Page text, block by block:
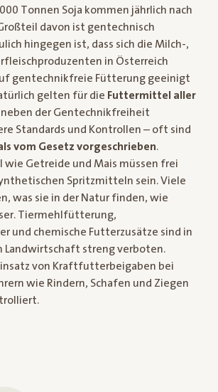
Tonnen Soja kommen jährlich nach
davon ist gentechnisch
hingegen ist, dass sich die Milch-,
in Österreich
gentechnikfreie Fütterung geeinigt
gelten für die Futtermittel aller
neben der Gentechnikfreiheit
Standards und Kontrollen – oft sind
vom Gesetz vorgeschrieben.
Getreide und Mais müssen frei
Spritzmitteln sein. Viele
was sie in der Natur finden, wie
Tiermehlfütterung,
und chemische Futterzusätze sind in
Landwirtschaft streng verboten.
von Kraftfutterbeigaben bei
wie Rindern, Schafen und Ziegen